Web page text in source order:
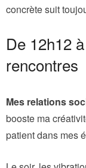
concrète suit
De 12h12
rencontres
Mes relations
booste ma
patient dans mes